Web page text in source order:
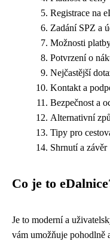
Registrace na
Zadání SPZ a
Možnosti
Potvrzení o
Nejčastější
Kontakt a
Bezpečnost a
Alternativní
Tipy pro
Shrnutí a závěr
Co je to
Je to moderní a
vám umožňuje pohodlně